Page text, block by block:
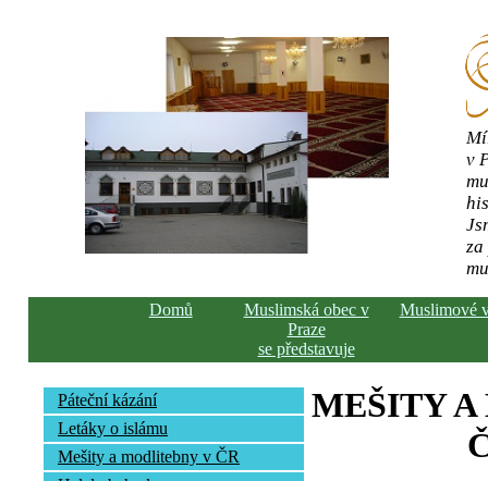
v
Domů
Muslimská obec v
Praze
se představuje
Muslimové
Páteční kázání
Letáky o islámu
Mešity a modlitebny v ČR
MEŠITY